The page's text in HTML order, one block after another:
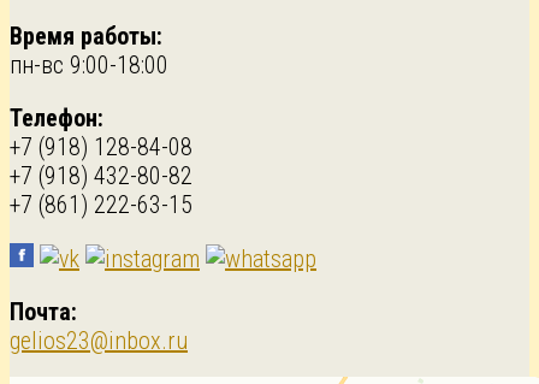
Время работы:
пн-вс 9:00-18:00
Телефон:
+7 (918) 128-84-08
+7 (918) 432-80-82
+7 (861) 222-63-15
Почта:
gelios23@inbox.ru